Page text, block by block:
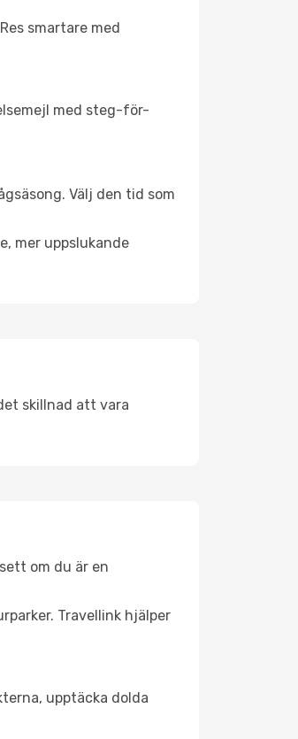
smartare med
med steg-för-
Välj den tid som
mer uppslukande
skillnad att vara
om du är en
Travellink hjälper
upptäcka dolda